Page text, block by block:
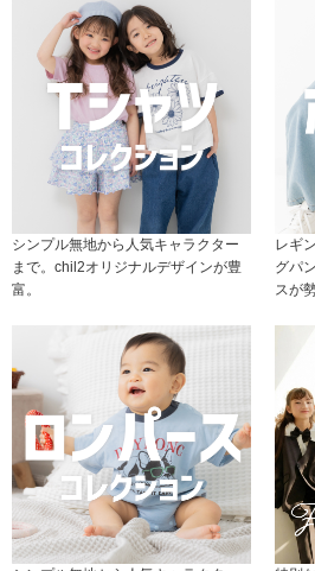
シンプル無地から人気キャラクター
まで。chil2オリジナルデザインが豊
富。
レギ
グパ
スが